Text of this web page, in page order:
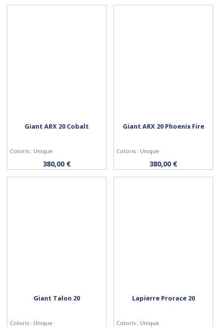
Acheter
Giant ARX 20 Cobalt
Coloris : Unique
380,00 € Acheter
Giant ARX 20 Phoenix Fire
Coloris : Unique
380,00 €
Giant Talon 20
Coloris : Unique
Lapierre Prorace 20
Coloris : Unique